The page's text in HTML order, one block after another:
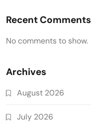
Recent Comments
No comments to show.
Archives
August 2026
July 2026